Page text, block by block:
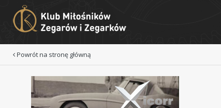
Powrót na stronę główną